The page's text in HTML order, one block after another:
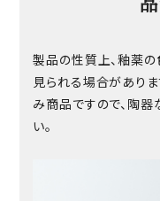
製品の性質上、釉薬
見られる場合があり
み商品ですので、陶器
い。